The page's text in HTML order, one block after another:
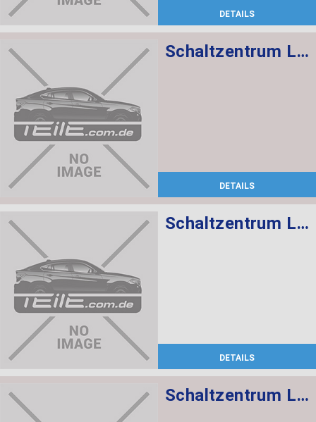
DETAILS
Schaltzentrum Lenksäule
DETAILS
Schaltzentrum Lenksäule
DETAILS
Schaltzentrum Lenksäule